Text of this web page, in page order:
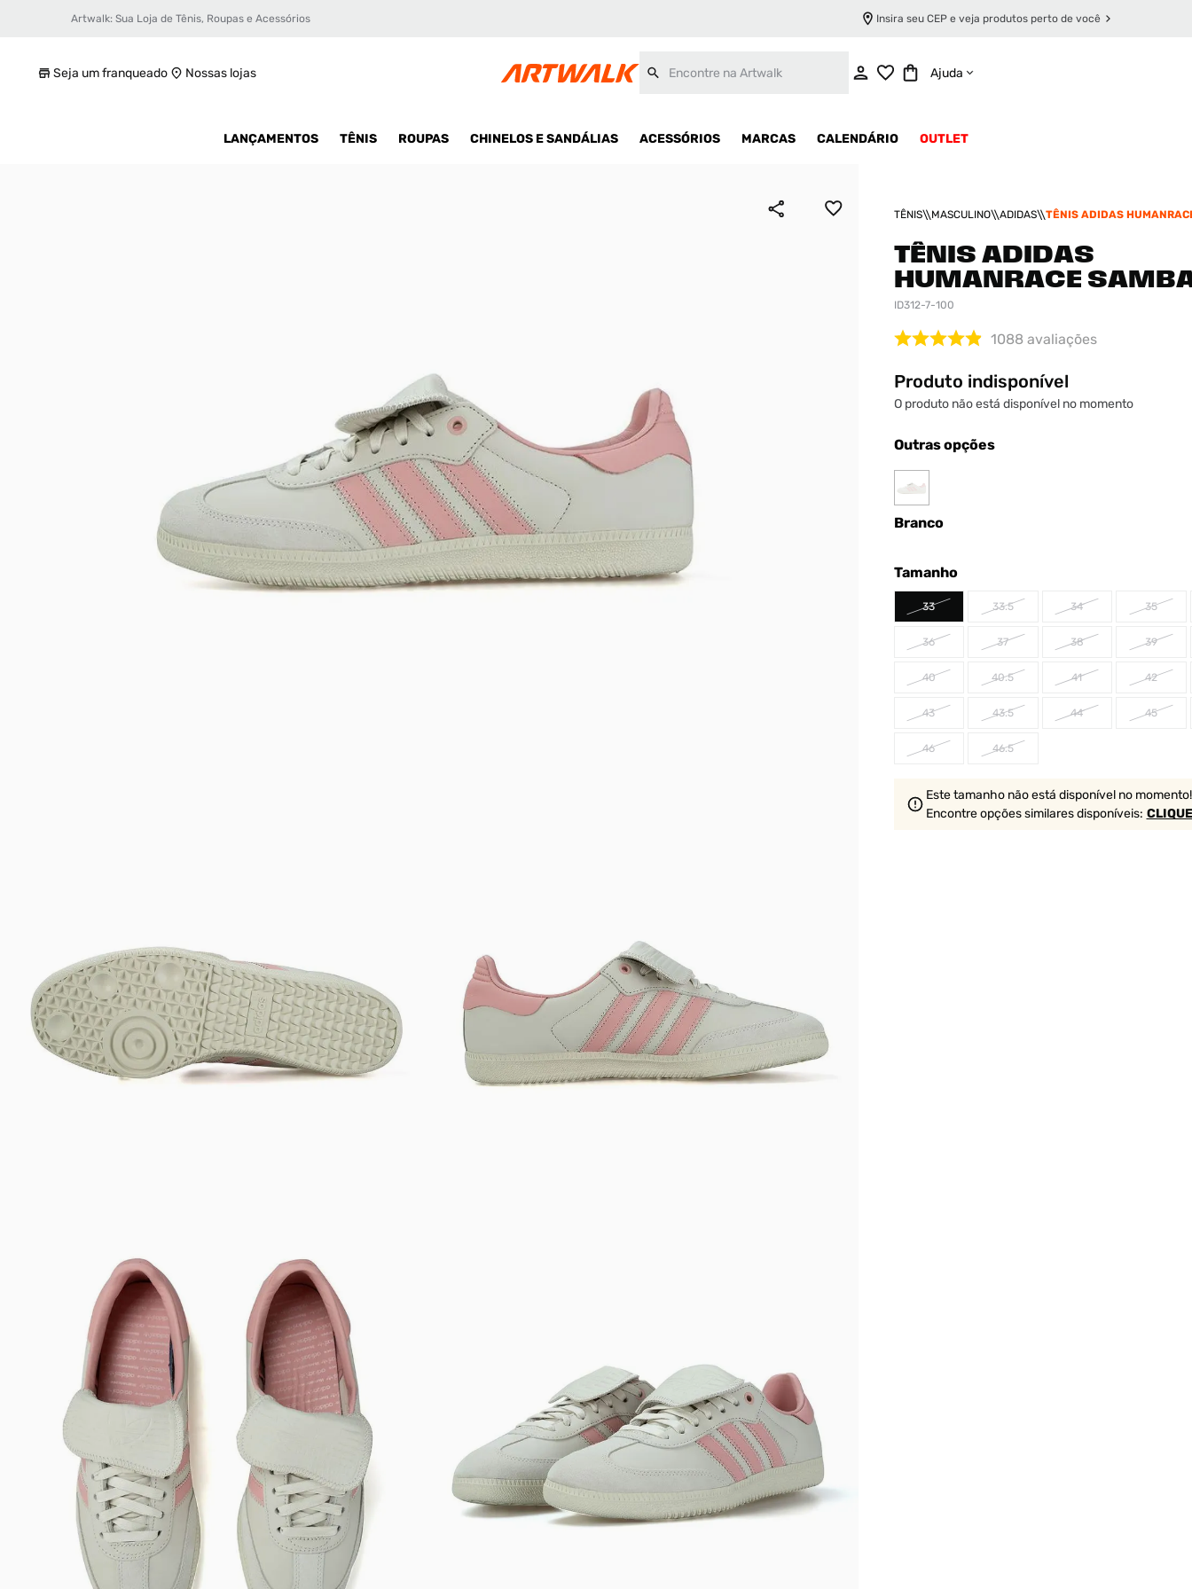
Artwalk: Sua Loja de Tênis, Roupas e Acessórios Insira seu CEP e veja produtos perto de você
Seja um franqueado Nossas lojas Ajuda
LANÇAMENTOS TÊNIS ROUPAS CHINELOS E SANDÁLIAS ACESSÓRIOS MARCAS CALENDÁRIO OUTLET
TÊNIS MASCULINO ADIDAS TÊNIS ADIDAS
TÊNIS ADIDAS
HUMANRACE
ID312-7-100
1088 avaliações
Produto indisponível
O produto não está disponível no momento
Outras opções
Branco
Tamanho
33 33.5 34 35
36 37 38 39
40 40.5 41 42
43 43.5 44 45
46 46.5
Este tamanho não está disponível no momento!
Encontre opções similaresdisponíveis:
Tênis adidas Humanrace Samba